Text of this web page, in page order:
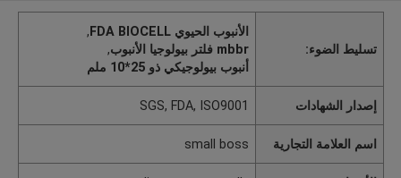
تسليط الضوء:
الأنبوب الحيوي FDA BIOCELL
,
mbbr فلتر بيولوجيا الأنبوب
,
أنبوب بيولوجيكي ذو 25*10 ملم
إصدار الشهادات SGS, FDA, ISO9001
اسم العلامة التجارية small boss